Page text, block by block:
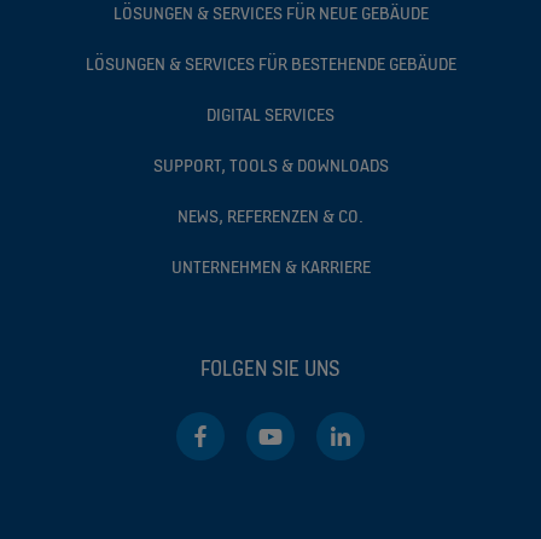
LÖSUNGEN & SERVICES FÜR NEUE GEBÄUDE
LÖSUNGEN & SERVICES FÜR BESTEHENDE GEBÄUDE
DIGITAL SERVICES
SUPPORT, TOOLS & DOWNLOADS
NEWS, REFERENZEN & CO.
UNTERNEHMEN & KARRIERE
FOLGEN SIE UNS